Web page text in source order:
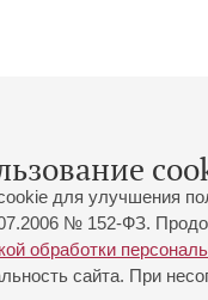
для улучшения
№ 152-ФЗ.
обработки
сайта. При